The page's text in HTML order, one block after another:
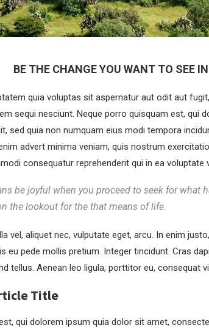
BE THE CHANGE YOU WANT TO SEE
quia voluptas sit aspernatur aut odit aut
sequi nesciunt. Neque porro quisquam est, qui
sed quia non numquam eius modi tempora
advert minima veniam, quis nostrum
consequatur reprehenderit qui in ea voluptate
be joyful when you proceed to seek for what
the lookout for the that means of life.
vel, aliquet nec, vulputate eget, arcu. In enim
eu pede mollis pretium. Integer tincidunt. Cras
tellus. Aenean leo ligula, porttitor eu, consequat
Title
qui dolorem ipsum quia dolor sit amet,